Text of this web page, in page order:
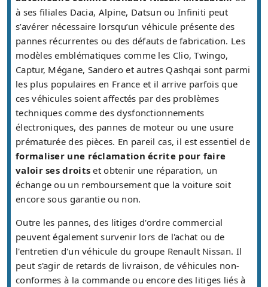
à ses filiales Dacia, Alpine, Datsun ou Infiniti peut
s’avérer nécessaire lorsqu’un véhicule présente des
pannes récurrentes ou des défauts de fabrication. Les
modèles emblématiques comme les Clio, Twingo,
Captur, Mégane, Sandero et autres Qashqai sont parmi
les plus populaires en France et il arrive parfois que
ces véhicules soient affectés par des problèmes
techniques comme des dysfonctionnements
électroniques, des pannes de moteur ou une usure
prématurée des pièces. En pareil cas, il est essentiel de
formaliser une réclamation écrite pour faire
valoir ses droits et obtenir une réparation, un
échange ou un remboursement que la voiture soit
encore sous garantie ou non.
Outre les pannes, des litiges d'ordre commercial
peuvent également survenir lors de l'achat ou de
l'entretien d'un véhicule du groupe Renault Nissan. Il
peut s'agir de retards de livraison, de véhicules non-
conformes à la commande ou encore des litiges liés à